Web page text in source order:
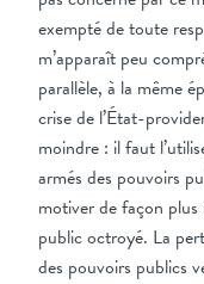
exempté de toute
m’apparaît peu
parallèle, à la même
crise de l’État-
moindre : il faut
armés des pouvoirs
motiver de façon
public octroyé. La
des pouvoirs publics